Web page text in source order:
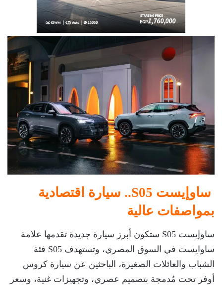
ساوإيست S05.. سيارة اقتصادية
بمواصفات عالية
ساوإيست S05 ستكون أبرز سيارة جديدة تقدمها علامة
ساوايست في السوق المصري، وتستهدف S05 فئة
الشباب والعائلات الصغيرة، الباحثين عن سيارة كروس
أوفر تحت مُدمجة بتصميم عصري، وتجهيزات غنية، وسعر